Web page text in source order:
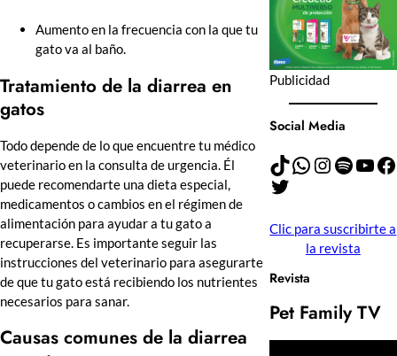
Aumento en la frecuencia con la que tu
gato va al baño.
Tratamiento de la diarrea en
gatos
Todo depende de lo que encuentre tu médico
veterinario en la consulta de urgencia. Él
puede recomendarte una dieta especial,
medicamentos o cambios en el régimen de
alimentación para ayudar a tu gato a
recuperarse. Es importante seguir las
instrucciones del veterinario para asegurarte
de que tu gato está recibiendo los nutrientes
necesarios para sanar.
Causas comunes de la diarrea
Publicidad
Social Media
TikTok WhatsApp Instagram Spotify YouTube Facebook
Twitter
Clic para suscribirte a
la revista
Revista
Pet Family TV